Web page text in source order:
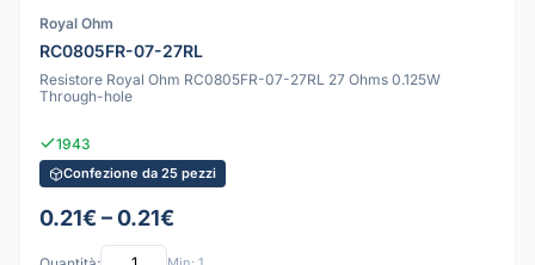
Royal Ohm
RC0805FR-07-27RL
Resistore Royal Ohm RC0805FR-07-27RL 27 Ohms 0.125W
Through-hole
1943
Confezione da 25 pezzi
0.21€ – 0.21€